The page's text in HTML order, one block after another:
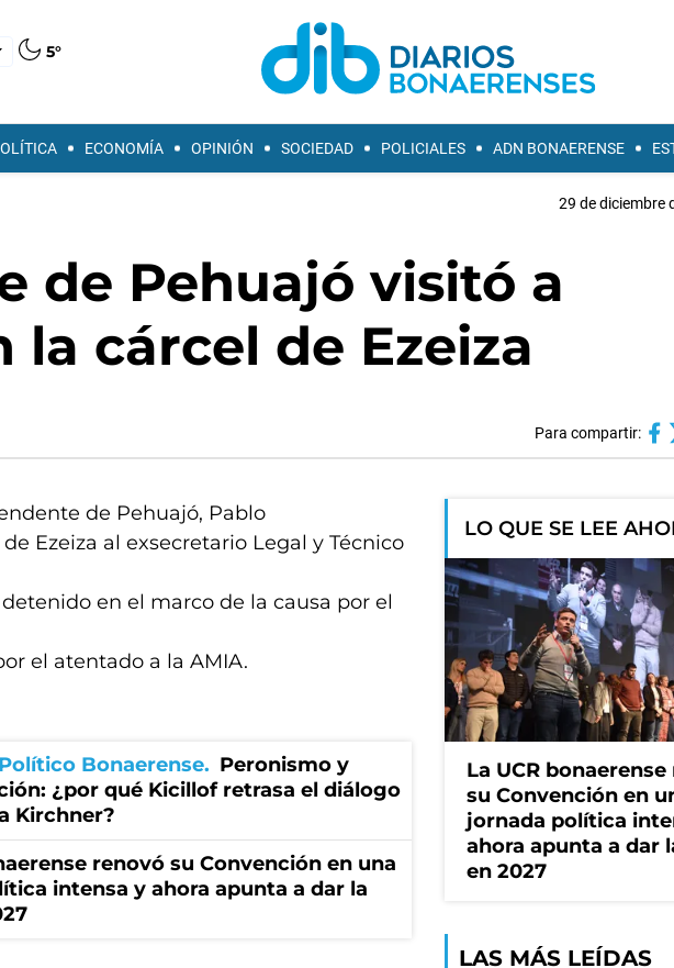
5°
ECONOMÍA OPINIÓN SOCIEDAD POLICIALES ADN BONAERENSE
29 de diciembre
de Pehuajó visitó a
la cárcel de Ezeiza
Para compartir:
de Pehuajó, Pablo
Ezeiza al exsecretario Legal y Técnico
en el marco de la causa por el
el atentado a la AMIA.
Bonaerense
Peronismo y
¿por qué Kicillof retrasa el diálogo
Kirchner?
renovó su Convención en una
intensa y ahora apunta a dar la
LO QUE SE LEE
La UCR
su Convención en
jornada política
ahora apunta a dar
en 2027
LAS MÁS LEÍDAS